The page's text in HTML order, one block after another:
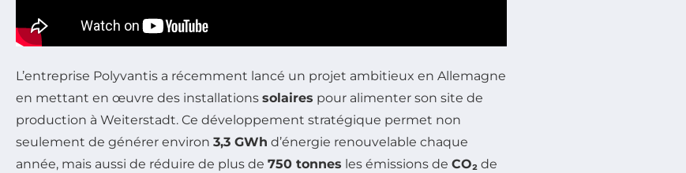
L’entreprise Polyvantis a récemment lancé un projet ambitieux en Allemagne
en mettant en œuvre des installations solaires pour alimenter son site de
production à Weiterstadt. Ce développement stratégique permet non
seulement de générer environ 3,3 GWh d’énergie renouvelable chaque
année, mais aussi de réduire de plus de 750 tonnes les émissions de CO₂ de